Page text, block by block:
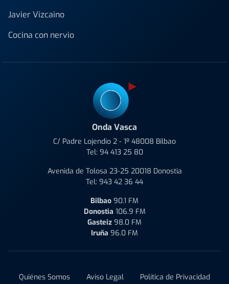
Javier Vizcaino
Cocina con nervio
Onda Vasca
C/ Padre Lojendio 2 - 1º 48008 Bilbao
Tel: 94 413 25 80
Avenida de Tolosa 23-25 20018 Donostia
Tel: 943 42 36 44
Bilbao 90.1 FM
Donostia 106.9 FM
Gasteiz 98.0 FM
Iruña 96.0 FM
Quiénes Somos Aviso Legal
Política de Privacidad